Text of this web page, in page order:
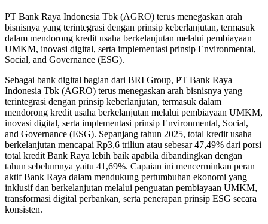
PT Bank Raya Indonesia Tbk (AGRO) terus menegaskan arah
bisnisnya yang terintegrasi dengan prinsip keberlanjutan, termasuk
dalam mendorong kredit usaha berkelanjutan melalui pembiayaan
UMKM, inovasi digital, serta implementasi prinsip Environmental,
Social, and Governance (ESG).
Sebagai bank digital bagian dari BRI Group, PT Bank Raya
Indonesia Tbk (AGRO) terus menegaskan arah bisnisnya yang
terintegrasi dengan prinsip keberlanjutan, termasuk dalam
mendorong kredit usaha berkelanjutan melalui pembiayaan UMKM,
inovasi digital, serta implementasi prinsip Environmental, Social,
and Governance (ESG). Sepanjang tahun 2025, total kredit usaha
berkelanjutan mencapai Rp3,6 triliun atau sebesar 47,49% dari porsi
total kredit Bank Raya lebih baik apabila dibandingkan dengan
tahun sebelumnya yaitu 41,69%. Capaian ini mencerminkan peran
aktif Bank Raya dalam mendukung pertumbuhan ekonomi yang
inklusif dan berkelanjutan melalui penguatan pembiayaan UMKM,
transformasi digital perbankan, serta penerapan prinsip ESG secara
konsisten.